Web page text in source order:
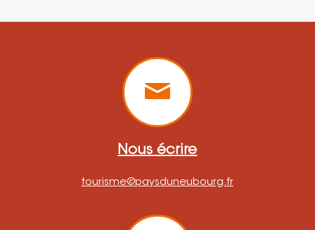
Nous écrire
tourisme@paysduneubourg.fr